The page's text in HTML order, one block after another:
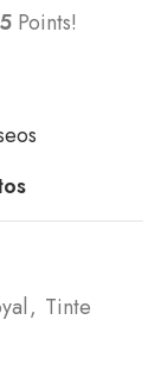
Points!
, Tinte